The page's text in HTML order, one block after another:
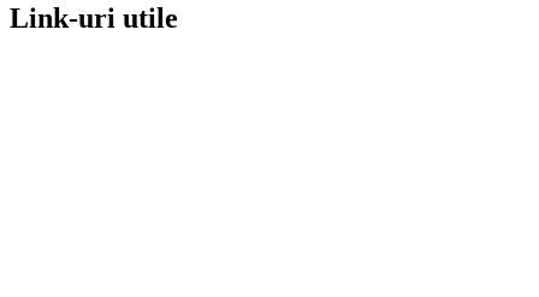
Link-uri utile